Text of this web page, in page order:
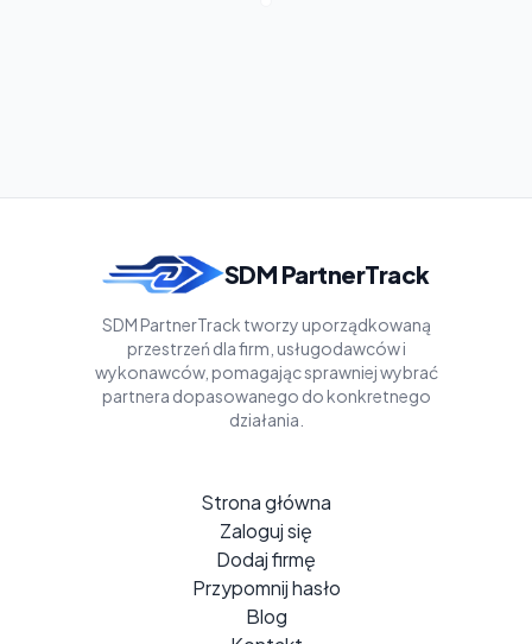
SDM PartnerTrack
SDM PartnerTrack tworzy uporządkowaną
przestrzeń dla firm, usługodawców i
wykonawców, pomagając sprawniej wybrać
partnera dopasowanego do konkretnego
działania.
Strona główna
Zaloguj się
Dodaj firmę
Przypomnij hasło
Blog